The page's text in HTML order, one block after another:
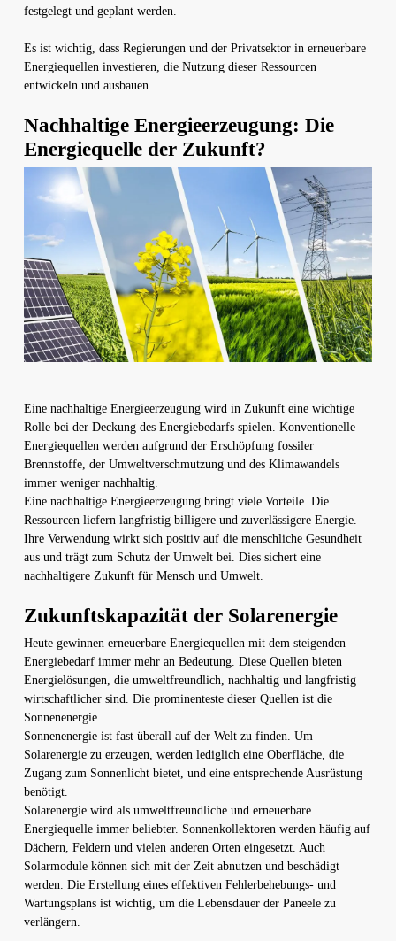
festgelegt und geplant werden.
Es ist wichtig, dass Regierungen und der Privatsektor in erneuerbare
Energiequellen investieren, die Nutzung dieser Ressourcen
entwickeln und ausbauen.
Nachhaltige Energieerzeugung: Die
Energiequelle der Zukunft?
Eine nachhaltige Energieerzeugung wird in Zukunft eine wichtige
Rolle bei der Deckung des Energiebedarfs spielen. Konventionelle
Energiequellen werden aufgrund der Erschöpfung fossiler
Brennstoffe, der Umweltverschmutzung und des Klimawandels
immer weniger nachhaltig.
Eine nachhaltige Energieerzeugung bringt viele Vorteile. Die
Ressourcen liefern langfristig billigere und zuverlässigere Energie.
Ihre Verwendung wirkt sich positiv auf die menschliche Gesundheit
aus und trägt zum Schutz der Umwelt bei. Dies sichert eine
nachhaltigere Zukunft für Mensch und Umwelt.
Zukunftskapazität der Solarenergie
Heute gewinnen erneuerbare Energiequellen mit dem steigenden
Energiebedarf immer mehr an Bedeutung. Diese Quellen bieten
Energielösungen, die umweltfreundlich, nachhaltig und langfristig
wirtschaftlicher sind. Die prominenteste dieser Quellen ist die
Sonnenenergie.
Sonnenenergie ist fast überall auf der Welt zu finden. Um
Solarenergie zu erzeugen, werden lediglich eine Oberfläche, die
Zugang zum Sonnenlicht bietet, und eine entsprechende Ausrüstung
benötigt.
Solarenergie wird als umweltfreundliche und erneuerbare
Energiequelle immer beliebter. Sonnenkollektoren werden häufig auf
Dächern, Feldern und vielen anderen Orten eingesetzt. Auch
Solarmodule können sich mit der Zeit abnutzen und beschädigt
werden. Die Erstellung eines effektiven Fehlerbehebungs- und
Wartungsplans ist wichtig, um die Lebensdauer der Paneele zu
verlängern.